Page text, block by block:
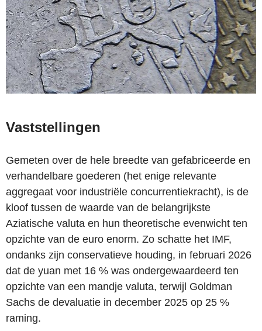
Vaststellingen
Gemeten over de hele breedte van gefabriceerde en
verhandelbare goederen (het enige relevante
aggregaat voor industriële concurrentiekracht), is de
kloof tussen de waarde van de belangrijkste
Aziatische valuta en hun theoretische evenwicht ten
opzichte van de euro enorm. Zo schatte het IMF,
ondanks zijn conservatieve houding, in februari 2026
dat de yuan met 16 % was ondergewaardeerd ten
opzichte van een mandje valuta, terwijl Goldman
Sachs de devaluatie in december 2025 op 25 %
raming.